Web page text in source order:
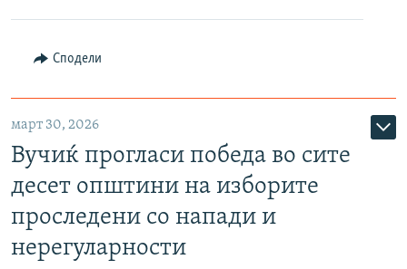
Сподели
март 30, 2026
Вучиќ прогласи победа во сите
десет општини на изборите
проследени со напади и
нерегуларности